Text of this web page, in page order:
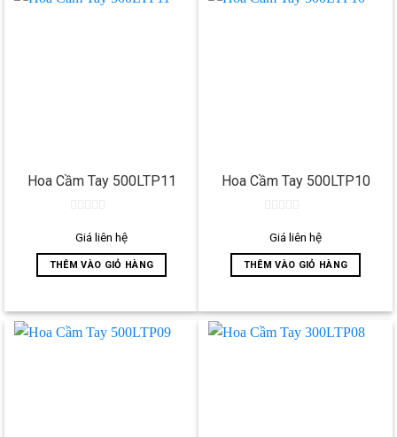
Hoa Cầm Tay 500LTP11
out
5
Giá liên hệ
THÊM VÀO GIỎ HÀNG
Hoa Cầm Tay 500LTP10
out
5
Giá liên hệ
THÊM VÀO GIỎ HÀNG